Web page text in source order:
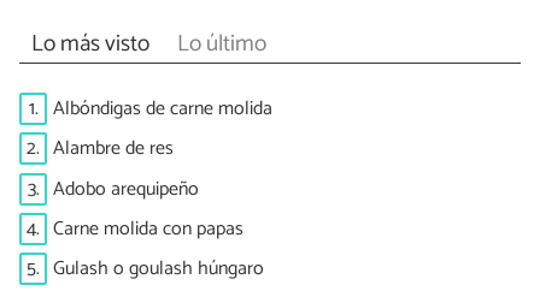
Lo más visto Lo último
1. Albóndigas de carne molida
2. Alambre de res
3. Adobo arequipeño
4. Carne molida con papas
5. Gulash o goulash húngaro